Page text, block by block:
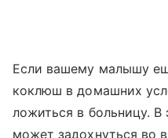
Если вашему малышу
коклюш в домашних
ложиться в больницу. В
может задохнуться во